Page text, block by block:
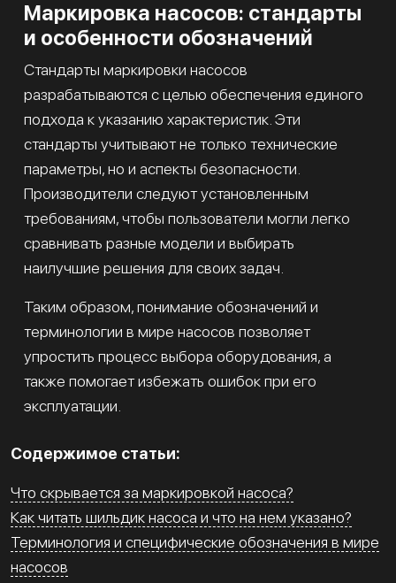
Маркировка насосов: стандарты
и особенности обозначений
Стандарты маркировки насосов
разрабатываются с целью обеспечения единого
подхода к указанию характеристик. Эти
стандарты учитывают не только технические
параметры, но и аспекты безопасности.
Производители следуют установленным
требованиям, чтобы пользователи могли легко
сравнивать разные модели и выбирать
наилучшие решения для своих задач.
Таким образом, понимание обозначений и
терминологии в мире насосов позволяет
упростить процесс выбора оборудования, а
также помогает избежать ошибок при его
эксплуатации.
Содержимое статьи:
Что скрывается за маркировкой насоса?
Как читать шильдик насоса и что на нем указано?
Терминология и специфические обозначения в мире
насосов